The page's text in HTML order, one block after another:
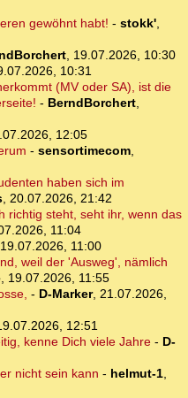
gewöhnt habt! - stokk',
, 19.07.2026, 10:30
10:31
(MV oder SA), ist die
- BerndBorchert,
12:05
- sensortimecom,
haben sich im
, 20.07.2026, 21:42
richtig steht, seht ihr, wenn das
11:04
19.07.2026, 11:00
weil der 'Ausweg', nämlich
, 19.07.2026, 11:55
- D-Marker, 21.07.2026,
12:51
kenne Dich viele Jahre- D-
nicht sein kann - helmut-1,